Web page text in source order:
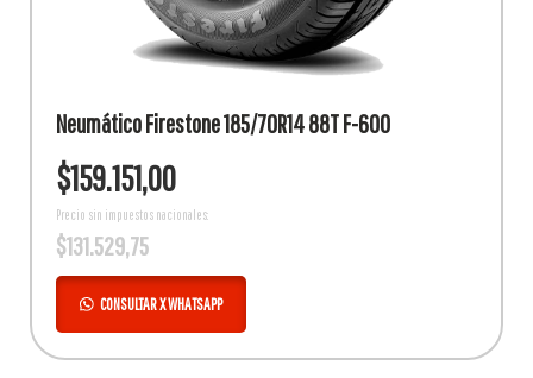
Neumático Firestone 185/70R14 88T F-600
$159.151,00
Precio sin impuestos nacionales:
$131.529,75
CONSULTAR X WHATSAPP